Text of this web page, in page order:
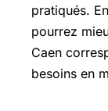
pratiqués.
pourrez
Caen
besoins en